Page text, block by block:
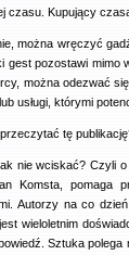
czasu. Kupujący
można wręczyć
gest pozostawi mimo
można odezwać
usługi, którymi
tę
nie wciskać? Czyli
Komsta, pomaga
Autorzy na co
wieloletnim
Sztuka